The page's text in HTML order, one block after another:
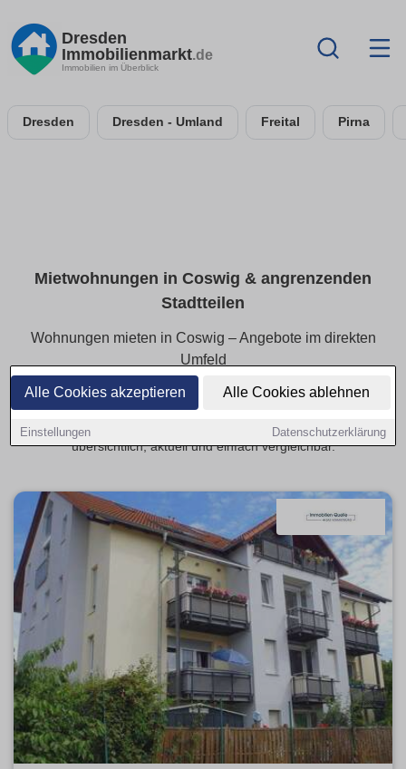
Alle Cookies akzeptieren Alle Cookies ablehnen
Einstellungen Datenschutzerklärung
Dresden
Immobilienmarkt.de
Immobilien im Überblick
Dresden Dresden - Umland Freital Pirna
Mietwohnungen in Coswig & angrenzenden
Stadtteilen
Wohnungen mieten in Coswig – Angebote im direkten
Umfeld
Finden Sie Mietwohnungen in Coswig und den
angrenzenden Stadtteilen. Mit wenigen Klicks entdecken Sie
passende Wohnungsangebote ganz in Ihrer Nähe –
übersichtlich, aktuell und einfach vergleichbar.